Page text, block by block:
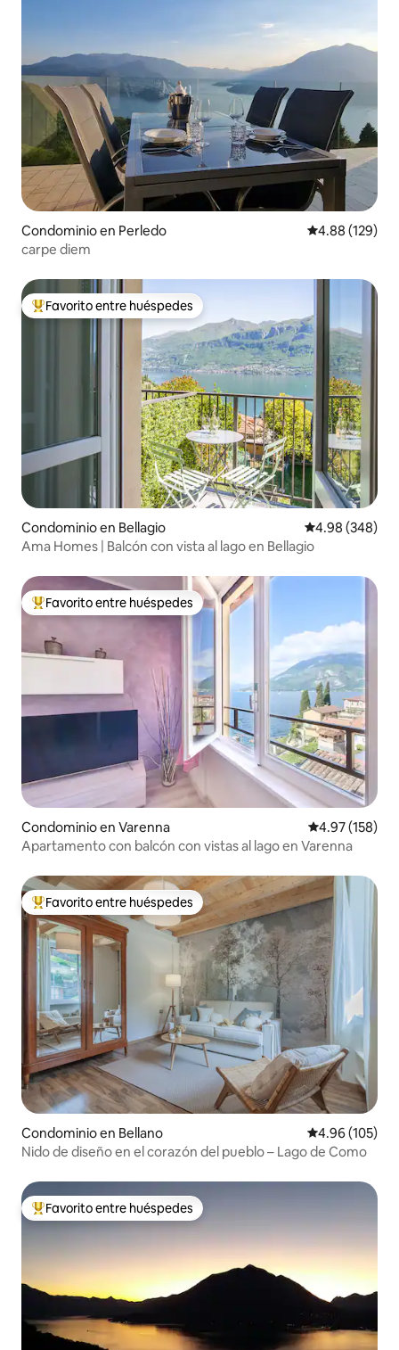
Condominio en Perledo Calificación
4.88 (129)
carpe diem
De los mejores en Favorito entre huéspedes
Favorito entre huéspedes
Condominio en Bellagio Calificación
4.98 (348)
Ama Homes | Balcón con vista al lago en Bellagio
De los mejores en Favorito entre huéspedes
Favorito entre huéspedes
Condominio en Varenna Calificación
4.97 (158)
Apartamento con balcón con vistas al lago en Varenna
De los mejores en Favorito entre huéspedes
Favorito entre huéspedes
Condominio en Bellano Calificación
4.96 (105)
Nido de diseño en el corazón del pueblo – Lago de Como
De los mejores en Favorito entre huéspedes
Favorito entre huéspedes